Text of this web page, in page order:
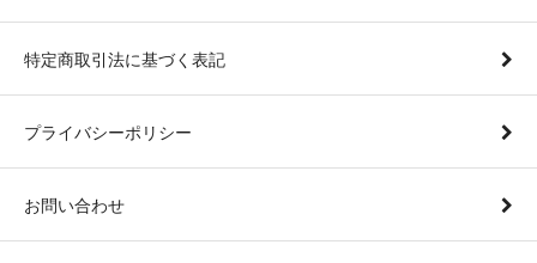
特定商取引法に基づく表記
プライバシーポリシー
お問い合わせ